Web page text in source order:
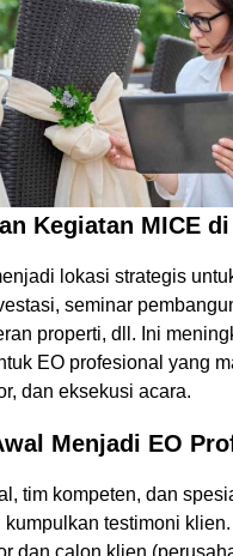
Kegiatan MICE
lokasi strategis
seminar
properti, dll. Ini
EO profesional yang
dan eksekusi acara.
Menjadi EO
tim kompeten, dan
kumpulkan testimoni
dan calon klien